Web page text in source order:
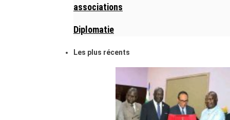
associations
Diplomatie
Les plus récents